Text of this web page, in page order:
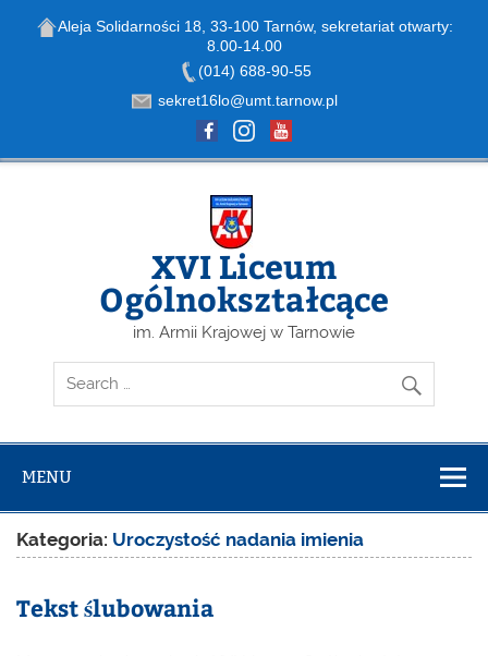
Aleja Solidarności 18, 33-100 Tarnów, sekretariat otwarty:
8.00-14.00
(014) 688-90-55
sekret16lo@umt.tarnow.pl
Skip
XVI Liceum
Ogólnokształcące
im. Armii Krajowej w Tarnowie
MENU
Kategoria: Uroczystość nadania imienia
Tekst ślubowania